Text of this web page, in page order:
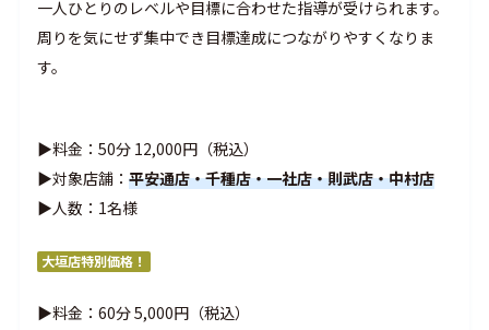
一人ひとりのレベルや目標に合わせた指導が受けられます。
周りを気にせず集中でき目標達成につながりやすくなりま
す。
▶料金：50分 12,000円（税込）
▶対象店舗： 平安通店・千種店・一社店・則武店・中村店
▶人数：1名様
大垣店特別価格！
▶料金：60分 5,000円（税込）